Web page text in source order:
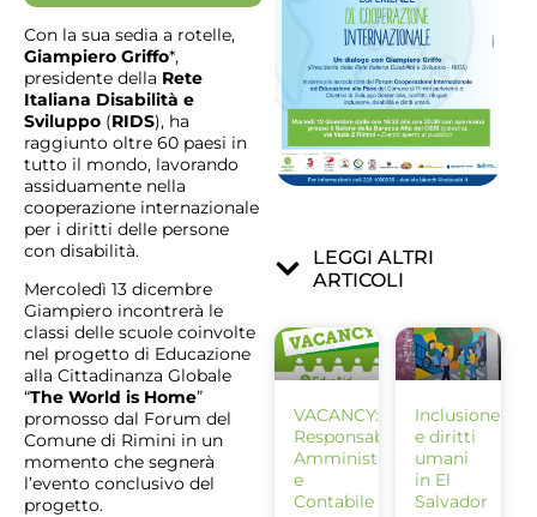
Con la sua sedia a rotelle,
Giampiero Griffo*,
presidente della Rete
Italiana Disabilità e
Sviluppo (RIDS), ha
raggiunto oltre 60 paesi in
tutto il mondo, lavorando
assiduamente nella
cooperazione internazionale
per i diritti delle persone
con disabilità.
Mercoledì 13 dicembre
Giampiero incontrerà le
classi delle scuole coinvolte
nel progetto di Educazione
alla Cittadinanza Globale
“The World is Home”
promosso dal Forum del
Comune di Rimini in un
momento che segnerà
l’evento conclusivo del
progetto.
LEGGI ALTRI
ARTICOLI
VACANCY:
Responsabile
Amministrativo
e
Contabile
Inclusione
e diritti
umani
in El
Salvador